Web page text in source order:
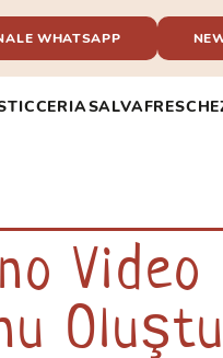
WHATSAPP
Video